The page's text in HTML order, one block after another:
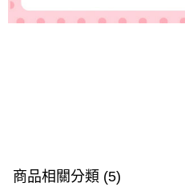
商品相關分類 (5)